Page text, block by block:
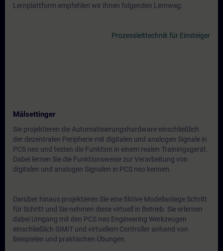
Lernplattform empfehlen wir Ihnen folgenden Lernweg:
Prozessleittechnik für Einsteiger
Målsettinger
Sie projektieren die Automatisierungshardware einschließlich
der dezentralen Peripherie mit digitalen und analogen Signale in
PCS neo und testen die Funktion in einem realen Trainingsgerät.
Dabei lernen Sie die Funktionsweise zur Verarbeitung von
digitalen und analogen Signalen in PCS neo kennen.
Darüber hinaus projektieren Sie eine fiktive Modellanlage Schritt
für Schritt und Sie nehmen diese virtuell in Betrieb. Sie erlernen
dabei Umgang mit den PCS neo Engineering Werkzeugen
einschließlich SIMIT und virtuellem Controller anhand von
Beispielen und praktischen Übungen.